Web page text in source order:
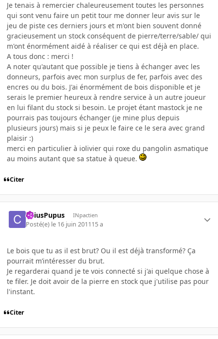
Je tenais à remercier chaleureusement toutes les personnes
qui sont venu faire un petit tour me donner leur avis sur le
jeu de piste ces derniers jours et m'ont bien souvent donné
gracieusement un stock conséquent de pierre/terre/sable/ qui
m'ont énormément aidé à réaliser ce qui est déjà en place.
A tous donc : merci !
A noter qu'autant que possible je tiens à échanger avec les
donneurs, parfois avec mon surplus de fer, parfois avec des
encres ou du bois. J'ai énormément de bois disponible et je
serais le premier heureux à rendre service à un autre joueur
en lui filant du stock si besoin. Le projet étant mastock je ne
pourrais pas toujours échanger (je mine plus depuis
plusieurs jours) mais si je peux le faire ce le sera avec grand
plaisir :)
merci en particulier à iolivier qui roxe du pangolin asmatique
au moins autant que sa statue à queue.
Citer
CaiusPupus INpactien
Posté(e) le 16 juin 201115 a
Le bois que tu as il est brut? Ou il est déjà transformé? Ça
pourrait m’intéresser du brut.
Je regarderai quand je te vois connecté si j'ai quelque chose à
te filer. Je doit avoir de la pierre en stock que j'utilise pas pour
l'instant.
Citer